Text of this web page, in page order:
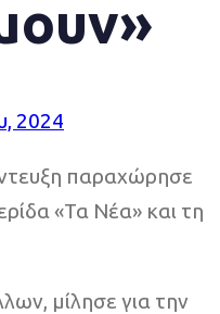
2024
παραχώρησε
«Τα Νέα» και τη
μίλησε για την